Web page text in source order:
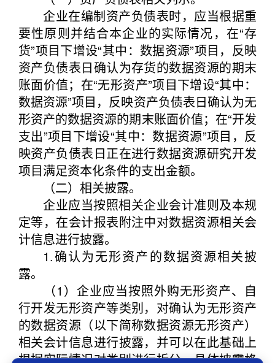
企业在编制资产负债表时，应当根据重
要性原则并结合本企业的实际情况，在“存
货”项目下增设“其中：数据资源”项目，反映
资产负债表日确认为存货的数据资源的期末
账面价值；在“无形资产”项目下增设“其中：
数据资源”项目，反映资产负债表日确认为无
形资产的数据资源的期末账面价值；在“开发
支出”项目下增设“其中：数据资源”项目，反
映资产负债表日正在进行数据资源研究开发
项目满足资本化条件的支出金额。
（二）相关披露。
企业应当按照相关企业会计准则及本规
定等，在会计报表附注中对数据资源相关会
计信息进行披露。
1.确认为无形资产的数据资源相关披
露。
（1）企业应当按照外购无形资产、自
行开发无形资产等类别，对确认为无形资产
的数据资源（以下简称数据资源无形资产）
相关会计信息进行披露，并可以在此基础上
根据实际情况对类别进行拆分。具体披露格